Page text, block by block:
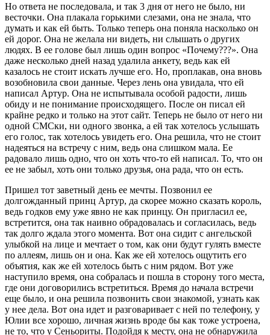
Но ответа не последовала, и так 3 дня от него не было, ни
весточки. Она плакала горькими слезами, она не знала, что
думать и как ей быть. Только теперь она поняла насколько он
ей дорог. Она не желала ни видеть, ни слышать о других
людях. В ее голове был лишь один вопрос «Почему???». Она
даже несколько дней назад удалила анкету, ведь как ей
казалось не стоит искать лучше его. Но, проплакав, она вновь
возобновила свои данные. Через лень она увидала, что ей
написал Артур. Она не испытывала особой радости, лишь
обиду и не понимание происходящего. После он писал ей
крайне редко и только на этот сайт. Теперь не было от него ни
одной СМСки, ни одного звонка, а ей так хотелось услышать
его голос, так хотелось увидеть его. Она решила, что не стоит
надеяться на встречу с ним, ведь она слишком мала. Ее
радовало лишь одно, что он хоть что-то ей написал. То, что он
ее не забыл, хоть они только друзья, она рада, что он есть.
Пришел тот заветный день ее мечты. Позвонил ее
долгожданный принц Артур, да скорее можно сказать король,
ведь годков ему уже явно не как принцу. Он пригласил ее,
встретится, она так наивно обрадовалась и согласилась, ведь
так долго ждала этого момента. Вот она сидит с ангельской
улыбкой на лице и мечтает о том, как они будут гулять вместе
по аллеям, лишь он и она. Как же ей хотелось ощутить его
объятия, как же ей хотелось быть с ним рядом. Вот уже
наступило время, она собралась и пошла в сторону того места,
где они договорились встретиться. Время до начала встречи
еще было, и она решила позвонить свои знакомой, узнать как
у нее дела. Вот она идет и разговаривает с ней по телефону, у
Юлии все хорошо, личная жизнь вроде бы как тоже устроена,
не то, что у Сеньориты. Подойдя к месту, она не обнаружила